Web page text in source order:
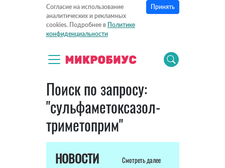
Согласие на использование
аналитических и рекламных
cookies. Подробнее в Политике
конфиденциальности
Принять
Поиск по запросу:
"сульфаметоксазол-
триметоприм"
НОВОСТИ Смотреть далее